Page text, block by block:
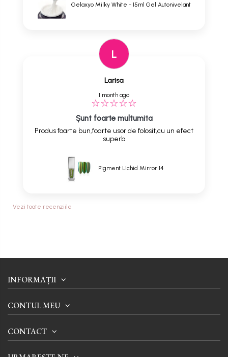
Gelaxyo Milky White - 15ml Gel Autonivelant
L
Larisa
1 month ago
Șunt foarte multumita
Produs foarte bun,foarte usor de folosit,cu un efect
superb
Pigment Lichid Mirror 14
Vezi toate recenziile
INFORMAȚII
CONTUL MEU
CONTACT